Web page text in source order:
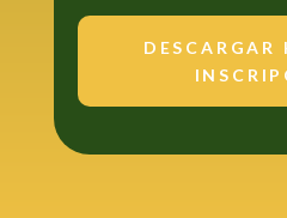
DESCARGAR